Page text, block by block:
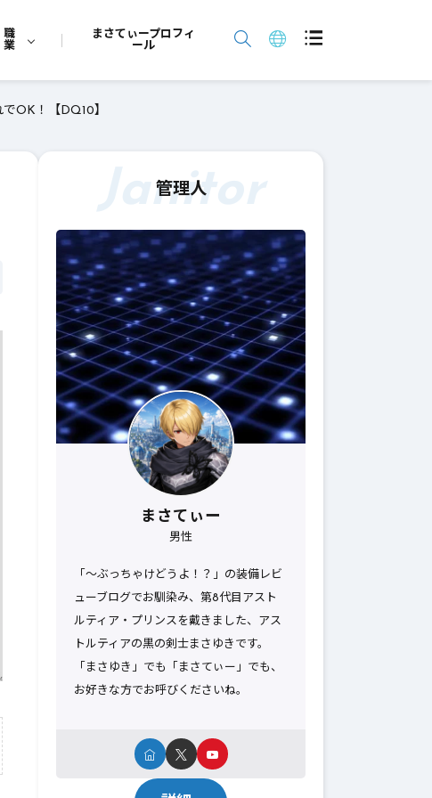
職
業
まさてぃープロフィ
ール
OK！【DQ10】
管理人
Janitor
まさてぃー
男性
「～ぶっちゃけどうよ！？」の装備レビ
ューブログでお馴染み、第8代目アスト
ルティア・プリンスを戴きました、アス
トルティアの黒の剣士まさゆきです。
「まさゆき」でも「まさてぃー」でも、
お好きな方でお呼びくださいね。